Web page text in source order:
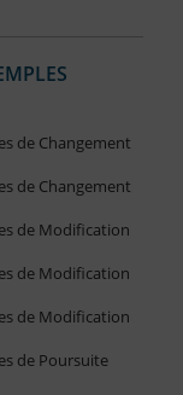
de Changement
de Changement
de Modification
de Modification
de Modification
de Poursuite